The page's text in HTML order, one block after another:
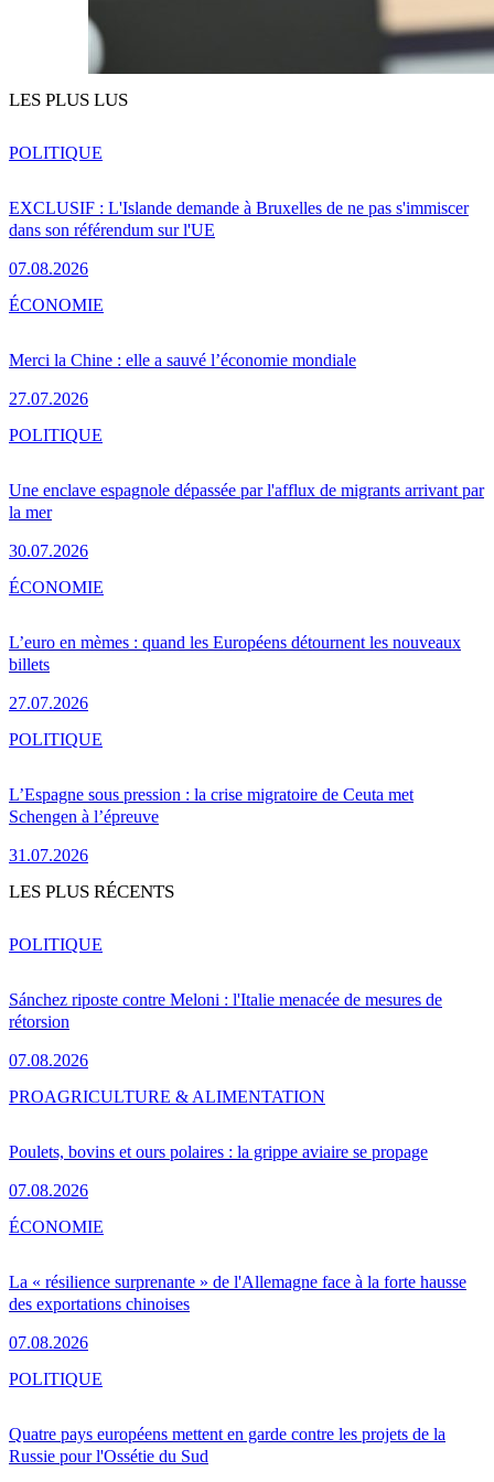
LES PLUS LUS
EXCLUSIF : L'Islande demande à Bruxelles de ne pas s'immiscer
dans son référendum sur l'UE
07.08.2026
POLITIQUE
Merci la Chine : elle a sauvé l’économie mondiale
27.07.2026
ÉCONOMIE
Une enclave espagnole dépassée par l'afflux de migrants arrivant par
la mer
30.07.2026
POLITIQUE
L’euro en mèmes : quand les Européens détournent les nouveaux
billets
27.07.2026
ÉCONOMIE
L’Espagne sous pression : la crise migratoire de Ceuta met
Schengen à l’épreuve
31.07.2026
POLITIQUE
LES PLUS RÉCENTS
Sánchez riposte contre Meloni : l'Italie menacée de mesures de
rétorsion
07.08.2026
POLITIQUE
Poulets, bovins et ours polaires : la grippe aviaire se propage
07.08.2026
PROAGRICULTURE & ALIMENTATION
La « résilience surprenante » de l'Allemagne face à la forte hausse
des exportations chinoises
07.08.2026
ÉCONOMIE
Quatre pays européens mettent en garde contre les projets de la
Russie pour l'Ossétie du Sud
POLITIQUE